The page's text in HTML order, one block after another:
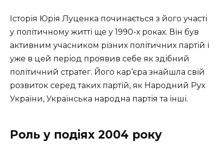
Історія Юрія Луценка починається з його участі
у політичному житті ще у 1990-х роках. Він був
активним учасником різних політичних партій і
уже в цей період проявив себе як здібний
політичний стратег. Його кар’єра знайшла свій
розвиток серед таких партій, як Народний Рух
України, Українська народна партія та інші.
Роль у подіях 2004 року